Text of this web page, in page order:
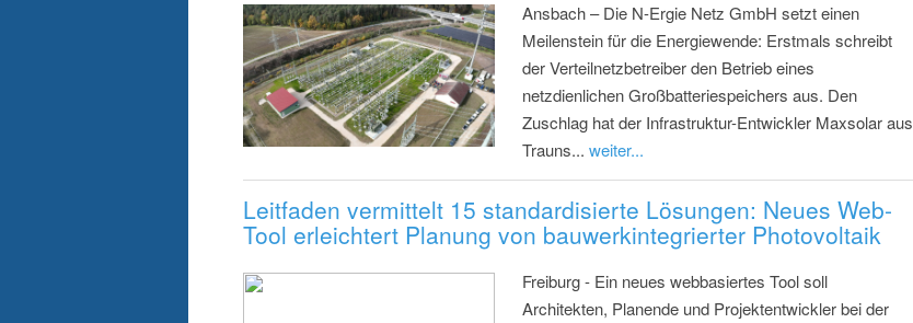
Ansbach – Die N-Ergie Netz GmbH setzt einen
Meilenstein für die Energiewende: Erstmals schreibt
der Verteilnetzbetreiber den Betrieb eines
netzdienlichen Großbatteriespeichers aus. Den
Zuschlag hat der Infrastruktur-Entwickler Maxsolar aus
Trauns... weiter...
Leitfaden vermittelt 15 standardisierte Lösungen: Neues Web-
Tool erleichtert Planung von bauwerkintegrierter Photovoltaik
Freiburg - Ein neues webbasiertes Tool soll
Architekten, Planende und Projektentwickler bei der